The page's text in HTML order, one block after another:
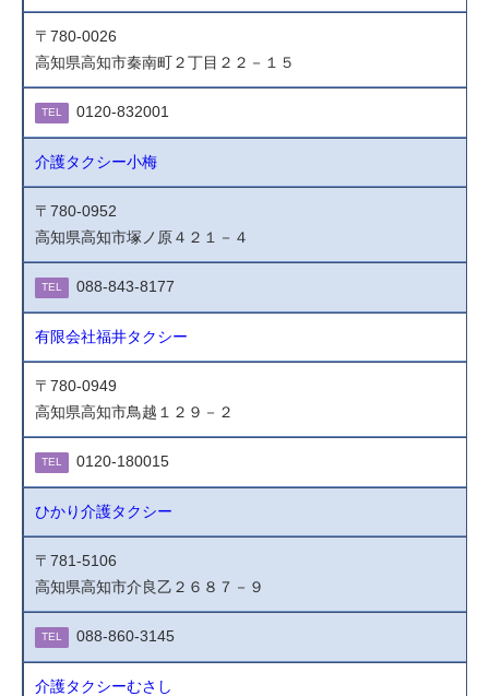
〒780-0026
高知県高知市秦南町２丁目２２－１５
TEL 0120-832001
介護タクシー小梅
〒780-0952
高知県高知市塚ノ原４２１－４
TEL 088-843-8177
有限会社福井タクシー
〒780-0949
高知県高知市鳥越１２９－２
TEL 0120-180015
ひかり介護タクシー
〒781-5106
高知県高知市介良乙２６８７－９
TEL 088-860-3145
介護タクシーむさし